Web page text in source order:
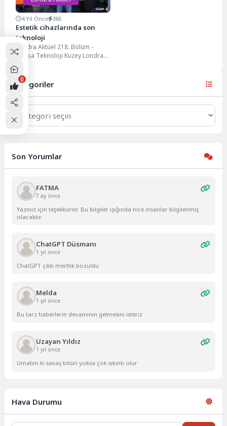
4 Yıl Önce 386
Estetik cihazlarında son
teknoloji
Londra Aktüel 218. Bölüm -
Nessa Teknoloji Kuzey Londra
bulunan...
Kategoriler
Kategoriler
Son Yorumlar
FATMA
7 ay önce
Yazınız için teşekkürler. Bu bilgiler ışığında nice insanlar bilgilenmiş
olacaktır.
ChatGPT Düsmanı
1 yıl önce
ChatGPT çıktı mertlik bozuldu
Melda
1 yıl önce
Bu tarz haberlerin devamının gelmesini isteriz
Uzayan Yıldız
1 yıl önce
Umalım ki savaş bitsin yoksa çok sıkıntı olur
Hava Durumu
0